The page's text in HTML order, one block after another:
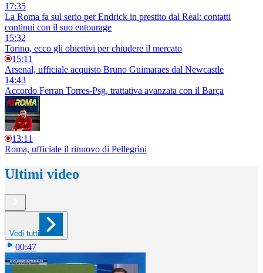
17:35
La Roma fa sul serio per Endrick in prestito dal Real: contatti
continui con il suo entourage
15:32
Torino, ecco gli obiettivi per chiudere il mercato
15:11
Arsenal, ufficiale acquisto Bruno Guimaraes dal Newcastle
14:43
Accordo Ferran Torres-Psg, trattativa avanzata con il Barça
13:11
Roma, ufficiale il rinnovo di Pellegrini
Ultimi video
Vedi tutti
00:47